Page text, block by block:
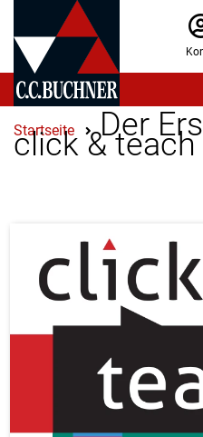
Startseite Der
click & teach